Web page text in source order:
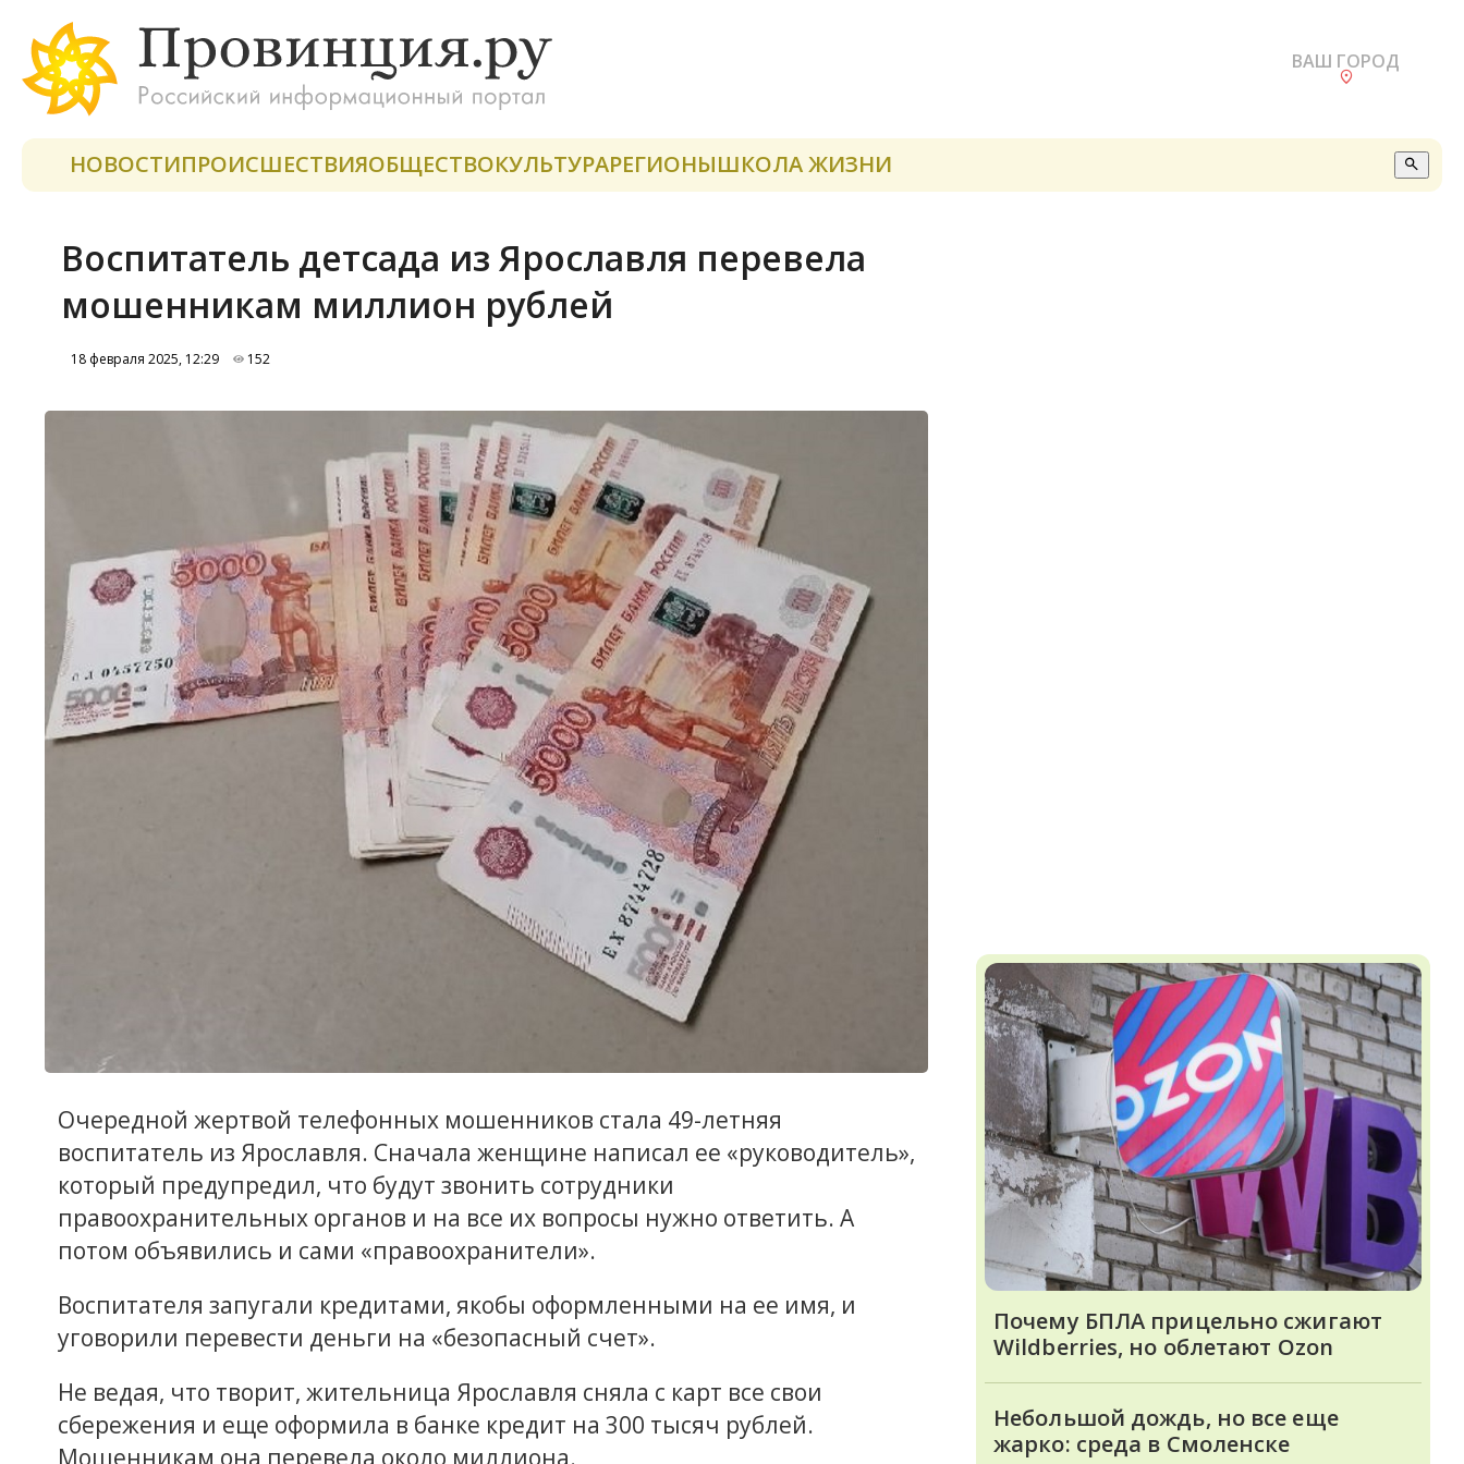
ВАШ ГОРОД
НОВОСТИПРОИСШЕСТВИЯОБЩЕСТВОКУЛЬТУРАРЕГИОНЫШКОЛА ЖИЗНИ
Воспитатель детсада из Ярославля перевела
мошенникам миллион рублей
18 февраля 2025, 12:29 152
Очередной жертвой телефонных мошенников стала 49-летняя
воспитатель из Ярославля. Сначала женщине написал ее «руководитель»,
который предупредил, что будут звонить сотрудники
правоохранительных органов и на все их вопросы нужно ответить. А
потом объявились и сами «правоохранители».
Воспитателя запугали кредитами, якобы оформленными на ее имя, и
уговорили перевести деньги на «безопасный счет».
Не ведая, что творит, жительница Ярославля сняла с карт все свои
сбережения и еще оформила в банке кредит на 300 тысяч рублей.
Мошенникам она перевела около миллиона.
Почему БПЛА прицельно сжигают
Wildberries, но облетают Ozon
Небольшой дождь, но все еще
жарко: среда в Смоленске